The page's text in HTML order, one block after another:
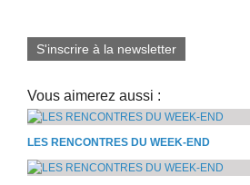
S'inscrire à la newsletter
Vous aimerez aussi :
LES RENCONTRES DU WEEK-END